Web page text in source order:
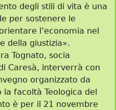
degli stili di vita è una
per sostenere le
l’economia nel
della giustizia».
Tognato, socia
Caresà, interverrà con
organizzato da
facoltà Teologica del
è per il 21 novembre